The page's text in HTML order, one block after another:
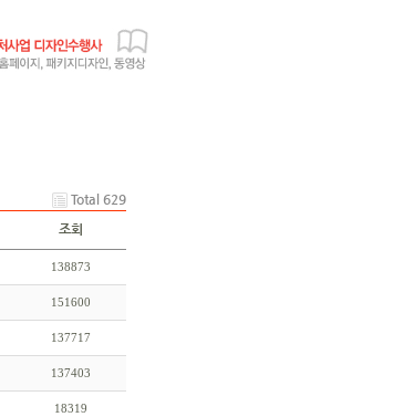
Total 629
조회
138873
151600
137717
137403
18319